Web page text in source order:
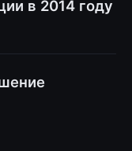
в 2014 году